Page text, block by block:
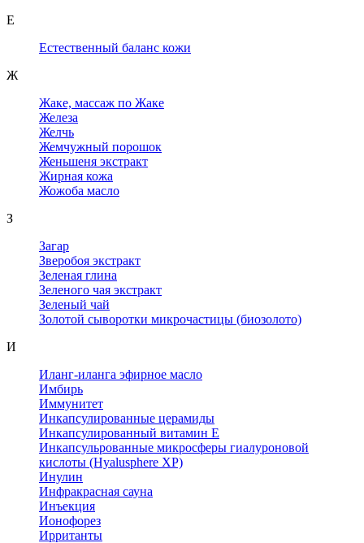
Е
Естественный баланс кожи
Ж
Жаке, массаж по Жаке
Железа
Желчь
Жемчужный порошок
Женьшеня экстракт
Жирная кожа
Жожоба масло
З
Загар
Зверобоя экстракт
Зеленая глина
Зеленого чая экстракт
Зеленый чай
Золотой сыворотки микрочастицы (биозолото)
И
Иланг-иланга эфирное масло
Имбирь
Иммунитет
Инкапсулированные церамиды
Инкапсулированный витамин Е
Инкапсульрованные микросферы гиалуроновой
кислоты (Hyalusphere XP)
Инулин
Инфракрасная сауна
Инъекция
Ионофорез
Ирританты